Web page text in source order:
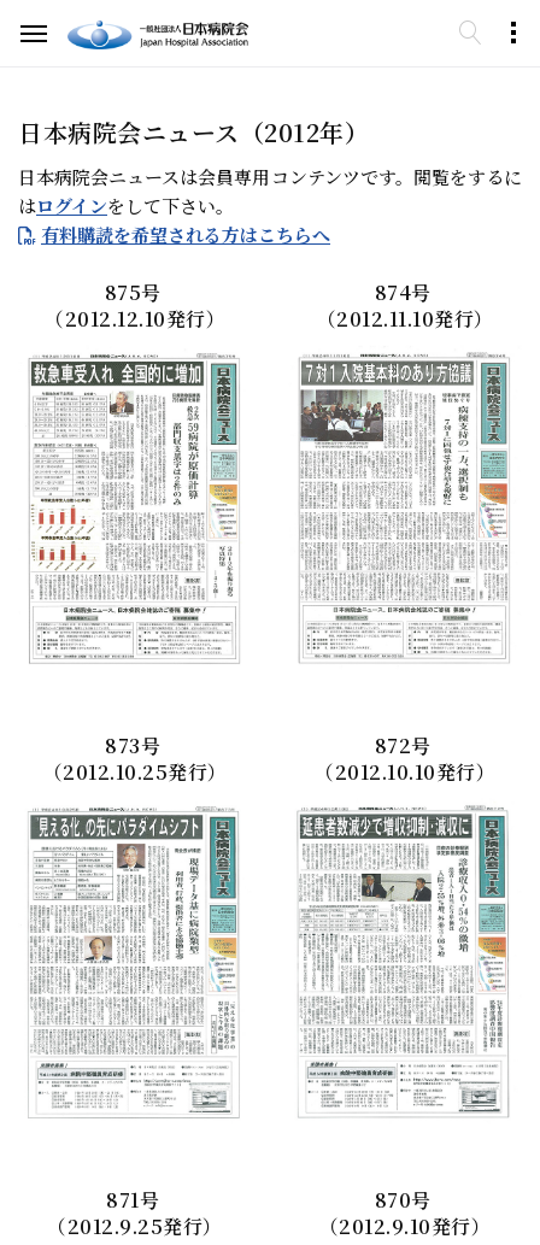
日本病院会ニュース（2012年）
日本病院会ニュースは会員専用コンテンツです。閲覧をするに
はログインをして下さい。
有料購読を希望される方はこちらへ
875号
（2012.12.10発行）
874号
（2012.11.10発行）
873号
（2012.10.25発行）
872号
（2012.10.10発行）
871号
（2012.9.25発行）
870号
（2012.9.10発行）